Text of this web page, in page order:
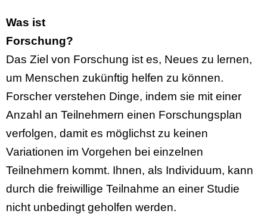
Was ist
Forschung?
Das Ziel von Forschung ist es, Neues zu lernen,
um Menschen zukünftig helfen zu können.
Forscher verstehen Dinge, indem sie mit einer
Anzahl an Teilnehmern einen Forschungsplan
verfolgen, damit es möglichst zu keinen
Variationen im Vorgehen bei einzelnen
Teilnehmern kommt. Ihnen, als Individuum, kann
durch die freiwillige Teilnahme an einer Studie
nicht unbedingt geholfen werden.